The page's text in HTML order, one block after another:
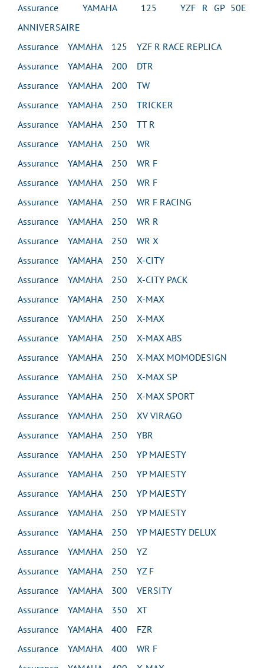
Assurance YAMAHA 125 YZF R GP 50E
ANNIVERSAIRE
Assurance YAMAHA 125 YZF R RACE REPLICA
Assurance YAMAHA 200 DTR
Assurance YAMAHA 200 TW
Assurance YAMAHA 250 TRICKER
Assurance YAMAHA 250 TT R
Assurance YAMAHA 250 WR
Assurance YAMAHA 250 WR F
Assurance YAMAHA 250 WR F
Assurance YAMAHA 250 WR F RACING
Assurance YAMAHA 250 WR R
Assurance YAMAHA 250 WR X
Assurance YAMAHA 250 X-CITY
Assurance YAMAHA 250 X-CITY PACK
Assurance YAMAHA 250 X-MAX
Assurance YAMAHA 250 X-MAX
Assurance YAMAHA 250 X-MAX ABS
Assurance YAMAHA 250 X-MAX MOMODESIGN
Assurance YAMAHA 250 X-MAX SP
Assurance YAMAHA 250 X-MAX SPORT
Assurance YAMAHA 250 XV VIRAGO
Assurance YAMAHA 250 YBR
Assurance YAMAHA 250 YP MAJESTY
Assurance YAMAHA 250 YP MAJESTY
Assurance YAMAHA 250 YP MAJESTY
Assurance YAMAHA 250 YP MAJESTY
Assurance YAMAHA 250 YP MAJESTY DELUX
Assurance YAMAHA 250 YZ
Assurance YAMAHA 250 YZ F
Assurance YAMAHA 300 VERSITY
Assurance YAMAHA 350 XT
Assurance YAMAHA 400 FZR
Assurance YAMAHA 400 WR F